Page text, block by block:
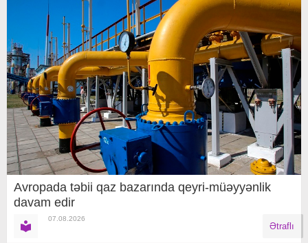
Avropada təbii qaz bazarında qeyri-müəyyənlik
davam edir
07.08.2026
Ətraflı